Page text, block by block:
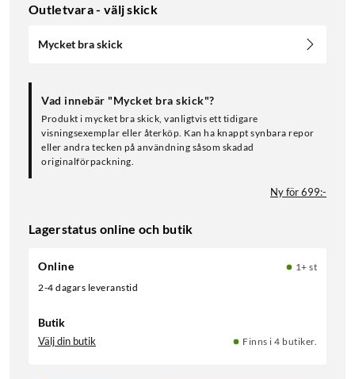
Outletvara - välj skick
Mycket bra skick
Vad innebär "Mycket bra skick"?
Produkt i mycket bra skick, vanligtvis ett tidigare
visningsexemplar eller återköp. Kan ha knappt synbara repor
eller andra tecken på användning såsom skadad
originalförpackning.
Ny för 699:-
Lagerstatus online och butik
Online
1+ st
2-4 dagars leveranstid
Butik
Välj din butik Finns i 4 butiker.